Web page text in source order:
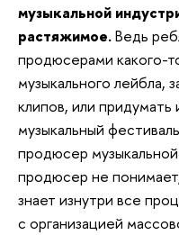
музыкальной
растяжимое.Ведь
продюсерами какого-
музыкального лейбла,
клипов, или придумать
музыкальный
продюсер
продюсер не
знает изнутри все
с организацией